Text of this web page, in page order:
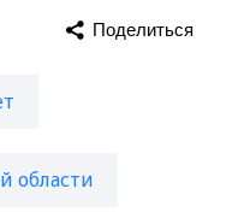
области
Поделиться